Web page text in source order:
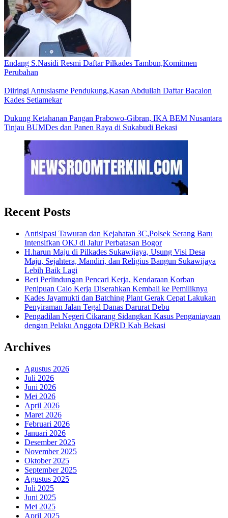
Endang S.Nasidi Resmi Daftar Pilkades Tambun,Komitmen
Perubahan
Diiringi Antusiasme Pendukung,Kasan Abdullah Daftar Bacalon
Kades Setiamekar
Dukung Ketahanan Pangan Prabowo-Gibran, IKA BEM Nusantara
Tinjau BUMDes dan Panen Raya di Sukabudi Bekasi
Recent Posts
Antisipasi Tawuran dan Kejahatan 3C,Polsek Serang Baru
Intensifkan OKJ di Jalur Perbatasan Bogor
H.harun Maju di Pilkades Sukawijaya, Usung Visi Desa
Maju, Sejahtera, Mandiri, dan Religius Bangun Sukawijaya
Lebih Baik Lagi
Beri Perlindungan Pencari Kerja, Kendaraan Korban
Penipuan Calo Kerja Diserahkan Kembali ke Pemiliknya
Kades Jayamukti dan Batching Plant Gerak Cepat Lakukan
Penyiraman Jalan Tegal Danas Darurat Debu
Pengadilan Negeri Cikarang Sidangkan Kasus Penganiayaan
dengan Pelaku Anggota DPRD Kab Bekasi
Archives
Agustus 2026
Juli 2026
Juni 2026
Mei 2026
April 2026
Maret 2026
Februari 2026
Januari 2026
Desember 2025
November 2025
Oktober 2025
September 2025
Agustus 2025
Juli 2025
Juni 2025
Mei 2025
April 2025